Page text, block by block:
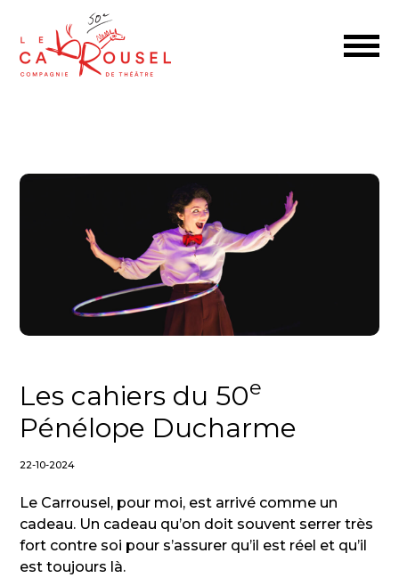
Les cahiers du 50e
Pénélope Ducharme
22-10-2024
Le Carrousel, pour moi, est arrivé comme un
cadeau. Un cadeau qu’on doit souvent serrer très
fort contre soi pour s’assurer qu’il est réel et qu’il
est toujours là.